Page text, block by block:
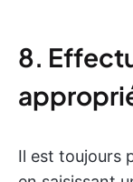
8.
Il est toujours